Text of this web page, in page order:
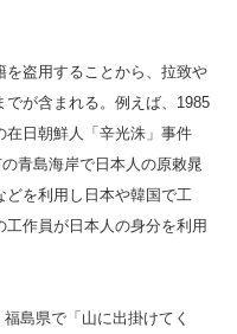
盗用することから、拉致や
が含まれる。例えば、1985
在日朝鮮人「辛光洙」事件
青島海岸で日本人の原敕晁
を利用し日本や韓国で工
作員が日本人の身分を利用
島県で「山に出掛けてく